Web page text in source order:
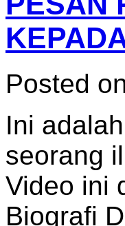
Posted
Ini
seorang
Video ini
Biografi